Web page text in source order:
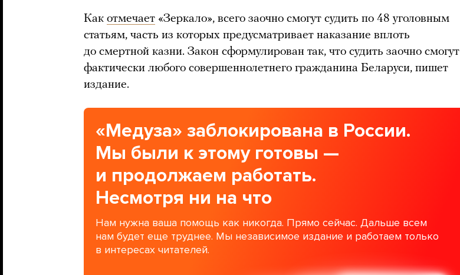
Как отмечает «Зеркало», всего заочно смогут судить по 48 уголовным
статьям, часть из которых предусматривает наказание вплоть
до смертной казни. Закон сформулирован так, что судить заочно смогут
фактически любого совершеннолетнего гражданина Беларуси, пишет
издание.
«Медуза» заблокирована в России.
Мы были к этому готовы —
и продолжаем работать.
Несмотря ни на что
Нам нужна ваша помощь как никогда. Прямо сейчас. Дальше всем
нам будет еще труднее. Мы независимое издание и работаем только
в интересах читателей.